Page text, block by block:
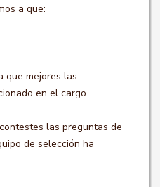
a que:
que mejores las
en el cargo.
las preguntas de
de selección ha